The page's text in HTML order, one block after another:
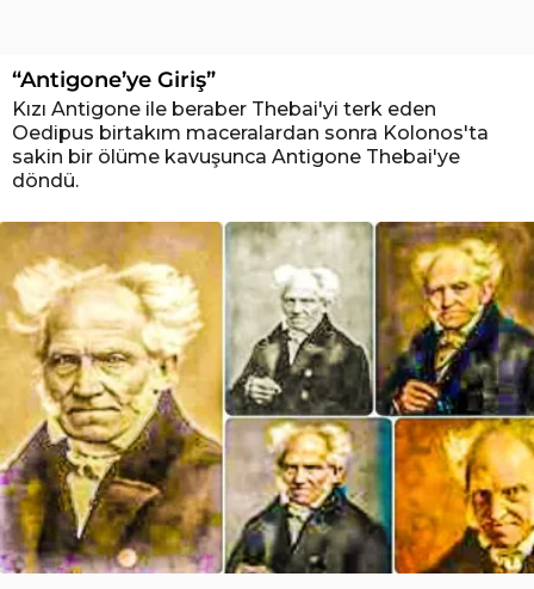
“Antigone’ye Giriş”
Kızı Antigone ile beraber Thebai'yi terk eden
Oedipus birtakım maceralardan sonra Kolonos'ta
sakin bir ölüme kavuşunca Antigone Thebai'ye
döndü.